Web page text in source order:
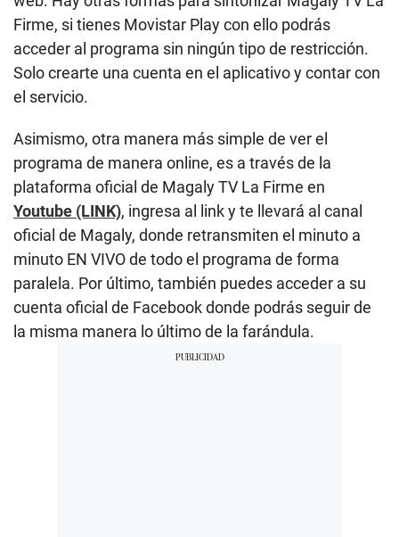
Firme, si tienes Movistar Play con ello podrás
acceder al programa sin ningún tipo de restricción.
Solo crearte una cuenta en el aplicativo y contar con
el servicio.
Asimismo, otra manera más simple de ver el
programa de manera online, es a través de la
plataforma oficial de Magaly TV La Firme en
Youtube (LINK), ingresa al link y te llevará al canal
oficial de Magaly, donde retransmiten el minuto a
minuto EN VIVO de todo el programa de forma
paralela. Por último, también puedes acceder a su
cuenta oficial de Facebook donde podrás seguir de
la misma manera lo último de la farándula.